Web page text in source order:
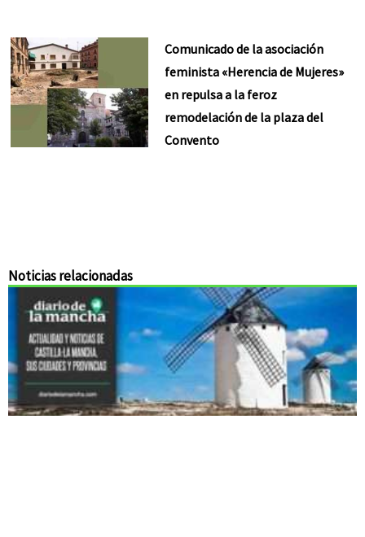
Comunicado de la asociación
feminista «Herencia de Mujeres»
en repulsa a la feroz
remodelación de la plaza del
Convento
Noticias relacionadas